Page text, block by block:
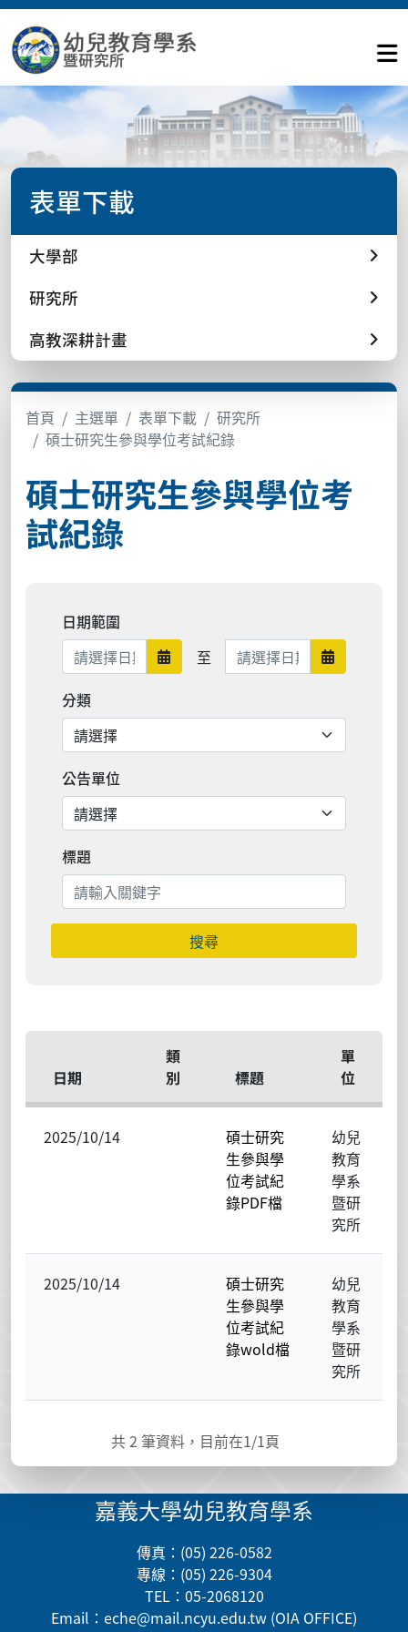
表單下載
大學部
研究所
高教深耕計畫
首頁 主選單 表單下載
研究所
碩士研究生參與學位考試紀錄
碩士研究生參與學位考
試紀錄
日期範圍
日期範圍開始
至 日期範圍結束 日期範圍
分類
公告單位
標題
搜尋
日期
類
別
標題
單
位
2025/10/14
碩士研究
生參與學
位考試紀
錄PDF檔
幼兒
教育
學系
暨研
究所
2025/10/14
碩士研究
生參與學
位考試紀
錄wold檔
幼兒
教育
學系
暨研
究所
共2 筆資料，目前在1/1頁
嘉義大學幼兒教育學系
傳真：(05) 226-0582
專線：(05) 226-9304
TEL：05-2068120
Email： eche@mail.ncyu.edu.tw (OIA OFFICE)